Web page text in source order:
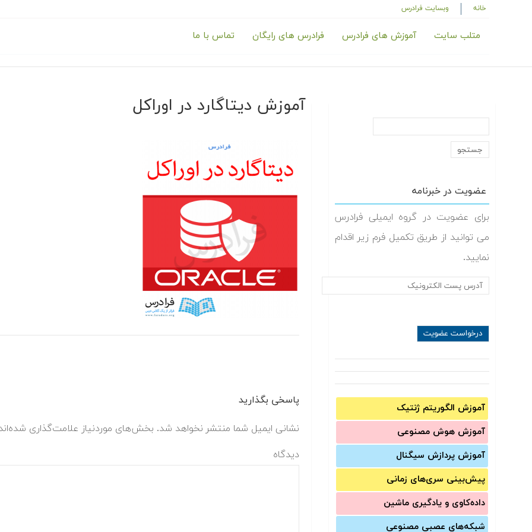
خانه وبسایت فرادرس
متلب سایت آموزش های فرادرس فرادرس های رایگان تماس با ما
عضویت در خبرنامه
برای عضویت در گروه ایمیلی فرادرس
می توانید از طریق تکمیل فرم زیر اقدام
نمایید.
آموزش الگوریتم ژنتیک
آموزش‌ هوش مصنوعی
آموزش‌ پردازش سیگنال
پیش‌‌بینی سری‌‌های زمانی
داده‌کاوی و یادگیری ماشین
شبکه‌های عصبی مصنوعی
آموزش دیتاگارد در اوراکل
پاسخی بگذارید
نشانی ایمیل شما منتشر نخواهد شد. بخش‌های موردنیاز علامت‌گذاری
دیدگاه